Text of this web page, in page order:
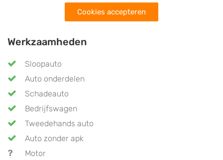
Cookies accepteren
Werkzaamheden
Sloopauto
Auto onderdelen
Schadeauto
Bedrijfswagen
Tweedehands auto
Auto zonder apk
Motor